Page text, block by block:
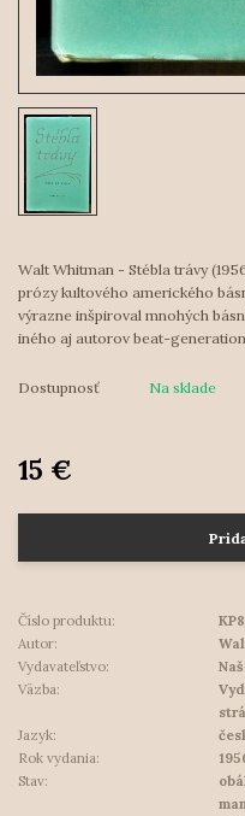
Walt Whitman - Stébla trávy
prózy kultového amerického
výrazne inšpiroval mnohých
iného aj autorov beat-
Dostupnosť Na sklade
15 €
Číslo produktu:
Autor:
Vydavateľstvo:
Väzba:
Jazyk:
Rok vydania:
Stav: